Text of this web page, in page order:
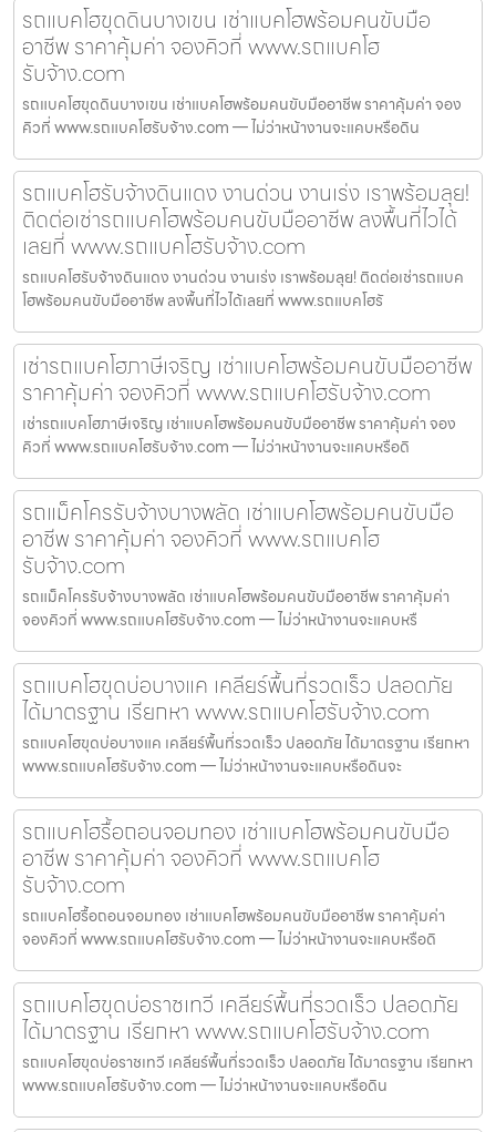
รถแบคโฮขุดดินบางเขน เช่าแบคโฮพร้อมคนขับมือ
อาชีพ ราคาคุ้มค่า จองคิวที่ www.รถแบคโฮ
รับจ้าง.com
รถแบคโฮขุดดินบางเขน เช่าแบคโฮพร้อมคนขับมืออาชีพ ราคาคุ้มค่า จอง
คิวที่ www.รถแบคโฮรับจ้าง.com — ไม่ว่าหน้างานจะแคบหรือดิน
รถแบคโฮรับจ้างดินแดง งานด่วน งานเร่ง เราพร้อมลุย!
ติดต่อเช่ารถแบคโฮพร้อมคนขับมืออาชีพ ลงพื้นที่ไวได้
เลยที่ www.รถแบคโฮรับจ้าง.com
รถแบคโฮรับจ้างดินแดง งานด่วน งานเร่ง เราพร้อมลุย! ติดต่อเช่ารถแบค
โฮพร้อมคนขับมืออาชีพ ลงพื้นที่ไวได้เลยที่ www.รถแบคโฮรั
เช่ารถแบคโฮภาษีเจริญ เช่าแบคโฮพร้อมคนขับมืออาชีพ
ราคาคุ้มค่า จองคิวที่ www.รถแบคโฮรับจ้าง.com
เช่ารถแบคโฮภาษีเจริญ เช่าแบคโฮพร้อมคนขับมืออาชีพ ราคาคุ้มค่า จอง
คิวที่ www.รถแบคโฮรับจ้าง.com — ไม่ว่าหน้างานจะแคบหรือดิ
รถแม็คโครรับจ้างบางพลัด เช่าแบคโฮพร้อมคนขับมือ
อาชีพ ราคาคุ้มค่า จองคิวที่ www.รถแบคโฮ
รับจ้าง.com
รถแม็คโครรับจ้างบางพลัด เช่าแบคโฮพร้อมคนขับมืออาชีพ ราคาคุ้มค่า
จองคิวที่ www.รถแบคโฮรับจ้าง.com — ไม่ว่าหน้างานจะแคบหรื
รถแบคโฮขุดบ่อบางแค เคลียร์พื้นที่รวดเร็ว ปลอดภัย
ได้มาตรฐาน เรียกหา www.รถแบคโฮรับจ้าง.com
รถแบคโฮขุดบ่อบางแค เคลียร์พื้นที่รวดเร็ว ปลอดภัย ได้มาตรฐาน เรียกหา
www.รถแบคโฮรับจ้าง.com — ไม่ว่าหน้างานจะแคบหรือดินจะ
รถแบคโฮรื้อถอนจอมทอง เช่าแบคโฮพร้อมคนขับมือ
อาชีพ ราคาคุ้มค่า จองคิวที่ www.รถแบคโฮ
รับจ้าง.com
รถแบคโฮรื้อถอนจอมทอง เช่าแบคโฮพร้อมคนขับมืออาชีพ ราคาคุ้มค่า
จองคิวที่ www.รถแบคโฮรับจ้าง.com — ไม่ว่าหน้างานจะแคบหรือดิ
รถแบคโฮขุดบ่อราชเทวี เคลียร์พื้นที่รวดเร็ว ปลอดภัย
ได้มาตรฐาน เรียกหา www.รถแบคโฮรับจ้าง.com
รถแบคโฮขุดบ่อราชเทวี เคลียร์พื้นที่รวดเร็ว ปลอดภัย ได้มาตรฐาน เรียกหา
www.รถแบคโฮรับจ้าง.com — ไม่ว่าหน้างานจะแคบหรือดิน